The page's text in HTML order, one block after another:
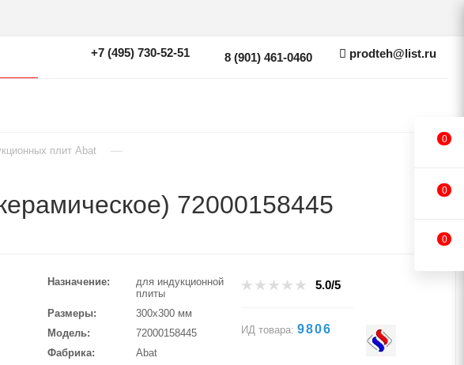
+7 (495) 730-52-51 8 (901) 461-0460 prodteh@list.ru
плит Abat —
72000158445
Назначение
для индукционной
плиты
Размеры
300х300 мм
Модель
72000158445
Фабрика
Abat
5.0/5
ИД товара: 9806
0
0
0